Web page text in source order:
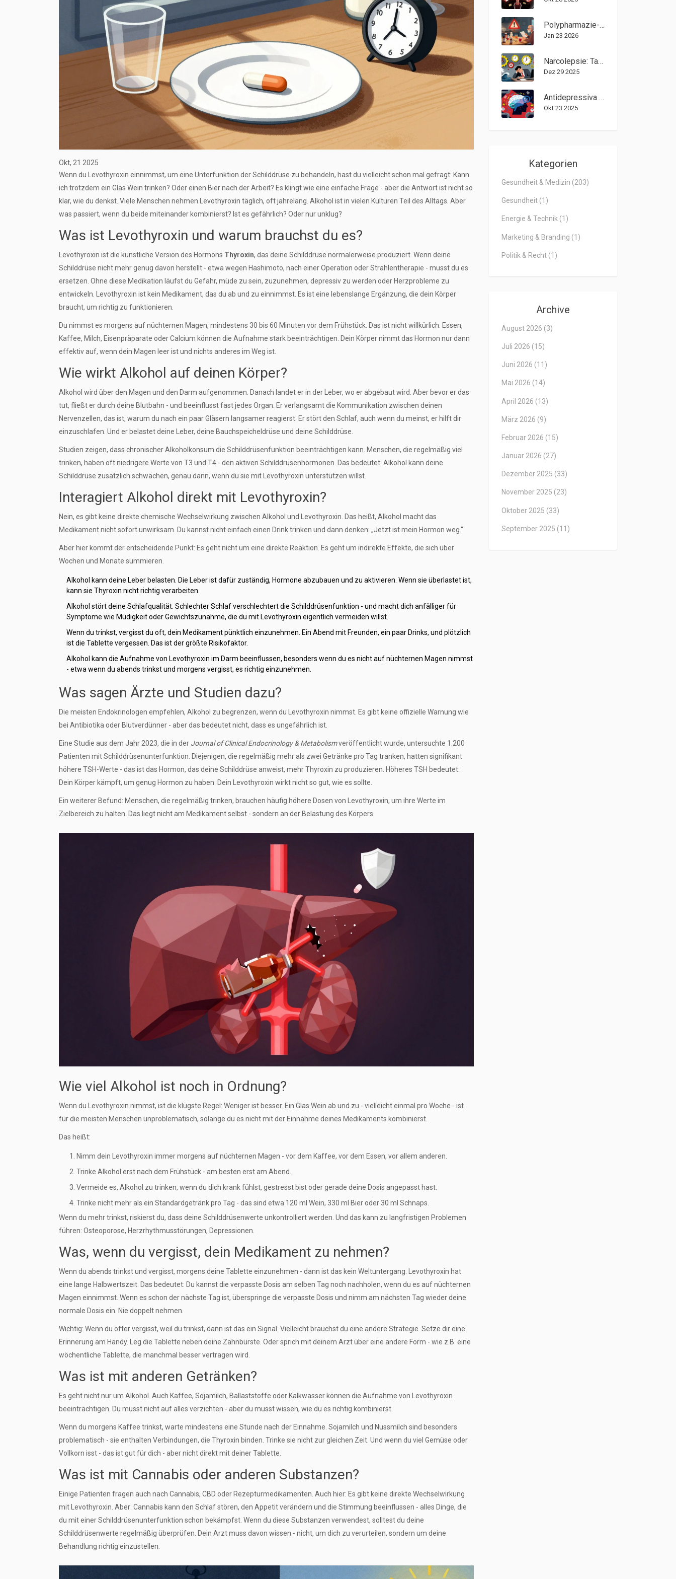
Okt, 21 2025
Wenn du Levothyroxin einnimmst, um eine Unterfunktion der Schilddrüse zu behandeln, hast du vielleicht schon mal gefragt: Kann
ich trotzdem ein Glas Wein trinken? Oder einen Bier nach der Arbeit? Es klingt wie eine einfache Frage - aber die Antwort ist nicht so
klar, wie du denkst. Viele Menschen nehmen Levothyroxin täglich, oft jahrelang. Alkohol ist in vielen Kulturen Teil des Alltags. Aber
was passiert, wenn du beide miteinander kombinierst? Ist es gefährlich? Oder nur unklug?
Was ist Levothyroxin und warum brauchst du es?
Levothyroxin ist die künstliche Version des Hormons Thyroxin, das deine Schilddrüse normalerweise produziert. Wenn deine
Schilddrüse nicht mehr genug davon herstellt - etwa wegen Hashimoto, nach einer Operation oder Strahlentherapie - musst du es
ersetzen. Ohne diese Medikation läufst du Gefahr, müde zu sein, zuzunehmen, depressiv zu werden oder Herzprobleme zu
entwickeln. Levothyroxin ist kein Medikament, das du ab und zu einnimmst. Es ist eine lebenslange Ergänzung, die dein Körper
braucht, um richtig zu funktionieren.
Du nimmst es morgens auf nüchternen Magen, mindestens 30 bis 60 Minuten vor dem Frühstück. Das ist nicht willkürlich. Essen,
Kaffee, Milch, Eisenpräparate oder Calcium können die Aufnahme stark beeinträchtigen. Dein Körper nimmt das Hormon nur dann
effektiv auf, wenn dein Magen leer ist und nichts anderes im Weg ist.
Wie wirkt Alkohol auf deinen Körper?
Alkohol wird über den Magen und den Darm aufgenommen. Danach landet er in der Leber, wo er abgebaut wird. Aber bevor er das
tut, fließt er durch deine Blutbahn - und beeinflusst fast jedes Organ. Er verlangsamt die Kommunikation zwischen deinen
Nervenzellen, das ist, warum du nach ein paar Gläsern langsamer reagierst. Er stört den Schlaf, auch wenn du meinst, er hilft dir
einzuschlafen. Und er belastet deine Leber, deine Bauchspeicheldrüse und deine Schilddrüse.
Studien zeigen, dass chronischer Alkoholkonsum die Schilddrüsenfunktion beeinträchtigen kann. Menschen, die regelmäßig viel
trinken, haben oft niedrigere Werte von T3 und T4 - den aktiven Schilddrüsenhormonen. Das bedeutet: Alkohol kann deine
Schilddrüse zusätzlich schwächen, genau dann, wenn du sie mit Levothyroxin unterstützen willst.
Interagiert Alkohol direkt mit Levothyroxin?
Nein, es gibt keine direkte chemische Wechselwirkung zwischen Alkohol und Levothyroxin. Das heißt, Alkohol macht das
Medikament nicht sofort unwirksam. Du kannst nicht einfach einen Drink trinken und dann denken: „Jetzt ist mein Hormon weg.“
Aber hier kommt der entscheidende Punkt: Es geht nicht um eine direkte Reaktion. Es geht um indirekte Effekte, die sich über
Wochen und Monate summieren.
Alkohol kann deine Leber belasten. Die Leber ist dafür zuständig, Hormone abzubauen und zu aktivieren. Wenn sie überlastet ist,
kann sie Thyroxin nicht richtig verarbeiten.
Alkohol stört deine Schlafqualität. Schlechter Schlaf verschlechtert die Schilddrüsenfunktion - und macht dich anfälliger für
Symptome wie Müdigkeit oder Gewichtszunahme, die du mit Levothyroxin eigentlich vermeiden willst.
Wenn du trinkst, vergisst du oft, dein Medikament pünktlich einzunehmen. Ein Abend mit Freunden, ein paar Drinks, und plötzlich
ist die Tablette vergessen. Das ist der größte Risikofaktor.
Alkohol kann die Aufnahme von Levothyroxin im Darm beeinflussen, besonders wenn du es nicht auf nüchternen Magen nimmst
- etwa wenn du abends trinkst und morgens vergisst, es richtig einzunehmen.
Was sagen Ärzte und Studien dazu?
Die meisten Endokrinologen empfehlen, Alkohol zu begrenzen, wenn du Levothyroxin nimmst. Es gibt keine offizielle Warnung wie
bei Antibiotika oder Blutverdünner - aber das bedeutet nicht, dass es ungefährlich ist.
Eine Studie aus dem Jahr 2023, die in der Journal of Clinical Endocrinology & Metabolismveröffentlicht wurde, untersuchte 1.200
Patienten mit Schilddrüsenunterfunktion. Diejenigen, die regelmäßig mehr als zwei Getränke pro Tag tranken, hatten signifikant
höhere TSH-Werte - das ist das Hormon, das deine Schilddrüse anweist, mehr Thyroxin zu produzieren. Höheres TSH bedeutet:
Dein Körper kämpft, um genug Hormon zu haben. Dein Levothyroxin wirkt nicht so gut, wie es sollte.
Ein weiterer Befund: Menschen, die regelmäßig trinken, brauchen häufig höhere Dosen von Levothyroxin, um ihre Werte im
Zielbereich zu halten. Das liegt nicht am Medikament selbst - sondern an der Belastung des Körpers.
Wie viel Alkohol ist noch in Ordnung?
Wenn du Levothyroxin nimmst, ist die klügste Regel: Weniger ist besser. Ein Glas Wein ab und zu - vielleicht einmal pro Woche - ist
für die meisten Menschen unproblematisch, solange du es nicht mit der Einnahme deines Medikaments kombinierst.
Das heißt:
Nimm dein Levothyroxin immer morgens auf nüchternen Magen - vor dem Kaffee, vor dem Essen, vor allem anderen.
Trinke Alkohol erst nach dem Frühstück - am besten erst am Abend.
Vermeide es, Alkohol zu trinken, wenn du dich krank fühlst, gestresst bist oder gerade deine Dosis angepasst hast.
Trinke nicht mehr als ein Standardgetränk pro Tag - das sind etwa 120 ml Wein, 330 ml Bier oder 30 ml Schnaps.
Wenn du mehr trinkst, riskierst du, dass deine Schilddrüsenwerte unkontrolliert werden. Und das kann zu langfristigen Problemen
führen: Osteoporose, Herzrhythmusstörungen, Depressionen.
Was, wenn du vergisst, dein Medikament zu nehmen?
Wenn du abends trinkst und vergisst, morgens deine Tablette einzunehmen - dann ist das kein Weltuntergang. Levothyroxin hat
eine lange Halbwertszeit. Das bedeutet: Du kannst die verpasste Dosis am selben Tag noch nachholen, wenn du es auf nüchternen
Magen einnimmst. Wenn es schon der nächste Tag ist, überspringe die verpasste Dosis und nimm am nächsten Tag wieder deine
normale Dosis ein. Nie doppelt nehmen.
Wichtig: Wenn du öfter vergisst, weil du trinkst, dann ist das ein Signal. Vielleicht brauchst du eine andere Strategie. Setze dir eine
Erinnerung am Handy. Leg die Tablette neben deine Zahnbürste. Oder sprich mit deinem Arzt über eine andere Form - wie z.B. eine
wöchentliche Tablette, die manchmal besser vertragen wird.
Was ist mit anderen Getränken?
Es geht nicht nur um Alkohol. Auch Kaffee, Sojamilch, Ballaststoffe oder Kalkwasser können die Aufnahme von Levothyroxin
beeinträchtigen. Du musst nicht auf alles verzichten - aber du musst wissen, wie du es richtig kombinierst.
Wenn du morgens Kaffee trinkst, warte mindestens eine Stunde nach der Einnahme. Sojamilch und Nussmilch sind besonders
problematisch - sie enthalten Verbindungen, die Thyroxin binden. Trinke sie nicht zur gleichen Zeit. Und wenn du viel Gemüse oder
Vollkorn isst - das ist gut für dich - aber nicht direkt mit deiner Tablette.
Was ist mit Cannabis oder anderen Substanzen?
Einige Patienten fragen auch nach Cannabis, CBD oder Rezepturmedikamenten. Auch hier: Es gibt keine direkte Wechselwirkung
mit Levothyroxin. Aber: Cannabis kann den Schlaf stören, den Appetit verändern und die Stimmung beeinflussen - alles Dinge, die
du mit einer Schilddrüsenunterfunktion schon bekämpfst. Wenn du diese Substanzen verwendest, solltest du deine
Schilddrüsenwerte regelmäßig überprüfen. Dein Arzt muss davon wissen - nicht, um dich zu verurteilen, sondern um deine
Behandlung richtig einzustellen.
Polypharmazie-Risiko-Checkliste: Gefährliche Medikamentenkombinationen erkennen
Jan 23 2026
Narcolepsie: Tagesschläfrigkeit und Stimulanzienbehandlung
Dez 29 2025
Antidepressiva abschalten: Bewährte Schemata zur Minimierung von Entzugserscheinungen
Okt 23 2025
Kategorien
Gesundheit & Medizin (203)
Gesundheit (1)
Energie & Technik (1)
Marketing & Branding (1)
Politik & Recht (1)
Archive
August 2026 (3)
Juli 2026 (15)
Juni 2026 (11)
Mai 2026 (14)
April 2026 (13)
März 2026 (9)
Februar 2026 (15)
Januar 2026 (27)
Dezember 2025 (33)
November 2025 (23)
Oktober 2025 (33)
September 2025 (11)